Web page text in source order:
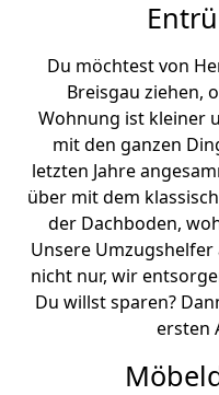
Du möchtest von
Breisgau ziehen,
Wohnung ist kleiner
mit den ganzen
letzten Jahre
über mit dem
der Dachboden,
Unsere
nicht nur, wir
Du willst sparen?
ersten